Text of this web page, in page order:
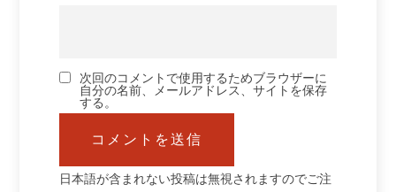
次回のコメントで使用するためブラウザーに
自分の名前、メールアドレス、サイトを保存
する。
日本語が含まれない投稿は無視されますのでご注